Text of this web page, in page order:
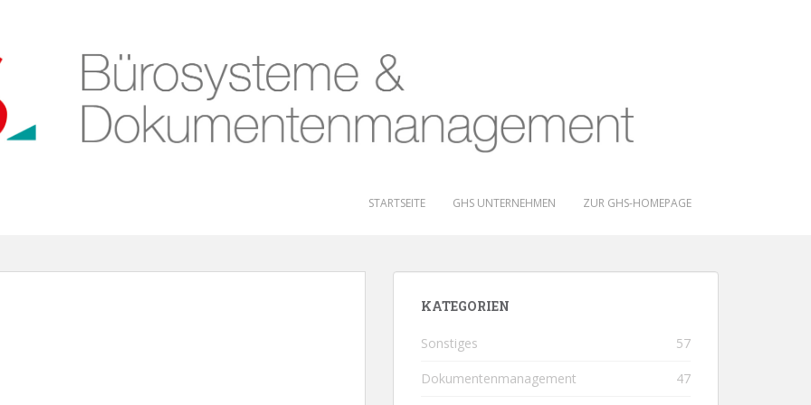
STARTSEITE GHS UNTERNEHMEN ZUR GHS-HOMEPAGE
KATEGORIEN
Sonstiges 57
Dokumentenmanagement 47